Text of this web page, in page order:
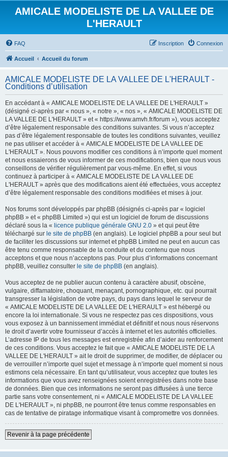
AMICALE MODELISTE DE LA VALLEE DE
L'HERAULT
FAQ Connexion
Inscription
Accueil Accueil du forum
AMICALE MODELISTE DE LA VALLEE DE L'HERAULT -
Conditions d’utilisation
En accédant à « AMICALE MODELISTE DE LA VALLEE DE L'HERAULT »
(désigné ci-après par « nous », « notre », « nos », « AMICALE MODELISTE DE
LA VALLEE DE L'HERAULT » et « https://www.amvh.fr/forum »), vous acceptez
d’être légalement responsable des conditions suivantes. Si vous n’acceptez
pas d’être légalement responsable de toutes les conditions suivantes, veuillez
ne pas utiliser et accéder à « AMICALE MODELISTE DE LA VALLEE DE
L'HERAULT ». Nous pouvons modifier ces conditions à n’importe quel moment
et nous essaierons de vous informer de ces modifications, bien que nous vous
conseillons de vérifier régulièrement par vous-même. En effet, si vous
continuez à participer à « AMICALE MODELISTE DE LA VALLEE DE
L'HERAULT » après que des modifications aient été effectuées, vous acceptez
d’être légalement responsable des conditions modifiées et mises à jour.
Nos forums sont développés par phpBB (désignés ci-après par « logiciel
phpBB » et « phpBB Limited ») qui est un logiciel de forum de discussions
déclaré sous la « licence publique générale GNU 2.0 » et qui peut être
téléchargé sur le site de phpBB (en anglais). Le logiciel phpBB a pour seul but
de faciliter les discussions sur internet et phpBB Limited ne peut en aucun cas
être tenu comme responsable de la conduite et du contenu que nous
acceptons et que nous n’acceptons pas. Pour plus d’informations concernant
phpBB, veuillez consulter le site de phpBB (en anglais).
Vous acceptez de ne publier aucun contenu à caractère abusif, obscène,
vulgaire, diffamatoire, choquant, menaçant, pornographique, etc. qui pourrait
transgresser la législation de votre pays, du pays dans lequel le serveur de
« AMICALE MODELISTE DE LA VALLEE DE L'HERAULT » est hébergé ou
encore la loi internationale. Si vous ne respectez pas ces dispositions, vous
vous exposez à un bannissement immédiat et définitif et nous nous réservons
le droit d’avertir votre fournisseur d’accès à internet et les autorités officielles.
L’adresse IP de tous les messages est enregistrée afin d’aider au renforcement
de ces conditions. Vous acceptez le fait que « AMICALE MODELISTE DE LA
VALLEE DE L'HERAULT » ait le droit de supprimer, de modifier, de déplacer ou
de verrouiller n’importe quel sujet et message à n’importe quel moment si nous
estimons cela nécessaire. En tant qu’utilisateur, vous acceptez que toutes les
informations que vous avez renseignées soient enregistrées dans notre base
de données. Bien que ces informations ne seront pas diffusées à une tierce
partie sans votre consentement, ni « AMICALE MODELISTE DE LA VALLEE
DE L'HERAULT », ni phpBB, ne pourront être tenus comme responsables en
cas de tentative de piratage informatique visant à compromettre vos données.
Revenir à la page précédente